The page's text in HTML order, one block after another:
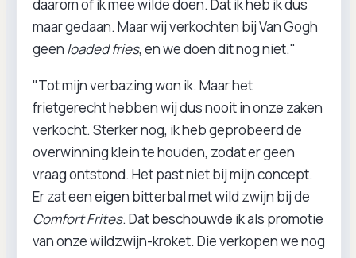
daarom of ik mee wilde doen. Dat ik heb ik dus
maar gedaan. Maar wij verkochten bij Van Gogh
geen loaded fries, en we doen dit nog niet."
"Tot mijn verbazing won ik. Maar het
frietgerecht hebben wij dus nooit in onze zaken
verkocht. Sterker nog, ik heb geprobeerd de
overwinning klein te houden, zodat er geen
vraag ontstond. Het past niet bij mijn concept.
Er zat een eigen bitterbal met wild zwijn bij de
Comfort Frites. Dat beschouwde ik als promotie
van onze wildzwijn-kroket. Die verkopen we nog